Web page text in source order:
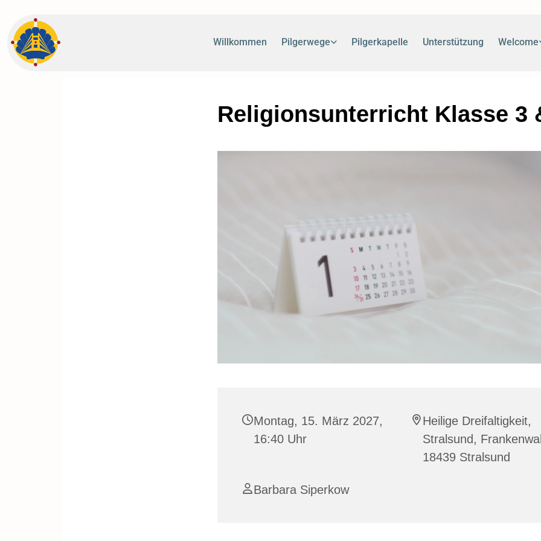
Willkommen Pilgerwege Pilgerkapelle Unterstützung Welcome
Religionsunterricht Klasse 3
Montag, 15. März 2027,
16:40 Uhr
Heilige Dreifaltigkeit,
Stralsund,
18439 Stralsund
Barbara Siperkow